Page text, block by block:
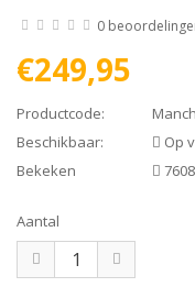
0
€249,95
Productcode:
Beschikbaar:
Op
Bekeken
Aantal